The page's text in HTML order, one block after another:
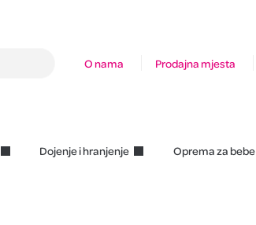
O nama Prodajna mjesta
Dojenje i hranjenje Oprema za bebe